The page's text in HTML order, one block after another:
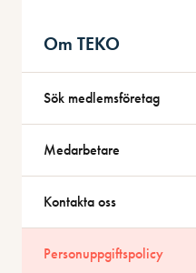
Om TEKO
Sök medlemsföretag
Medarbetare
Kontakta oss
Personuppgiftspolicy